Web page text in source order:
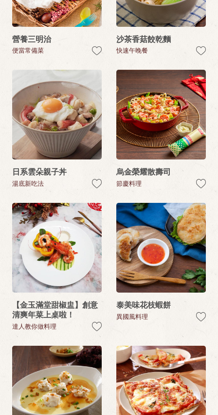
營養三明治
便當常備菜
沙茶香菇餃乾麵
快速午晚餐
日系雲朵親子丼
湯底新吃法
烏金榮耀散壽司
節慶料理
【金玉滿堂甜椒盅】創意
清爽年菜上桌啦！
達人教你做料理
泰美味花枝蝦餅
異國風料理